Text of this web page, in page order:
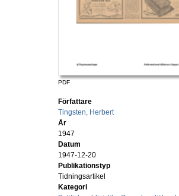
PDF
Författare
Tingsten, Herbert
År
1947
Datum
1947-12-20
Publikationstyp
Tidningsartikel
Kategori